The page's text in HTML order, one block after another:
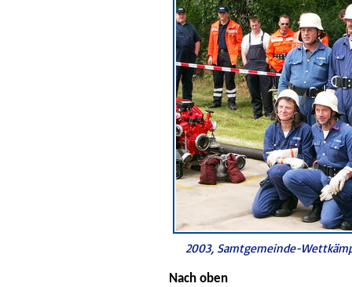
2003, Samtgemeinde-
Nach oben